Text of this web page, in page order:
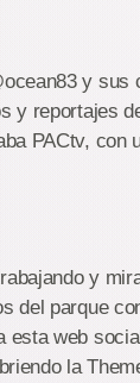
y
y reportajes
PACtv, con
y
del parque
web
la